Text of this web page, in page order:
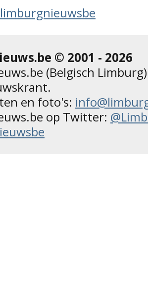
© 2001 - 2026
(Belgisch
en foto's:
op Twitter: